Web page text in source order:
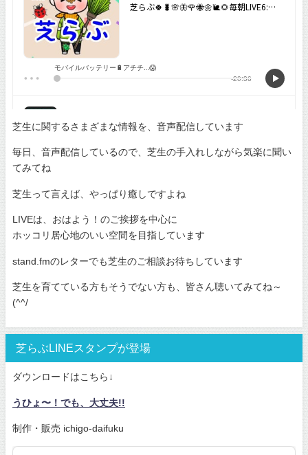
芝生に関するさまざまな情報を、音声配信しています
毎日、音声配信しているので、芝生の手入れしながら気楽に聞い
てみてね
芝生って言えば、やっぱり癒しですよね
LIVEは、おはよう！のご挨拶を中心に
ホッコリ居心地のいい空間を目指しています
stand.fmのレターでも芝生のご相談お待ちしています
芝生を育てている方もそうでない方も、皆さん聴いてみてね～
(^^/
芝らぶLINEスタンプが登場
ダウンロードはこちら↓
うひょ〜！でも、大丈夫!!
制作・販売 ichigo-daifuku